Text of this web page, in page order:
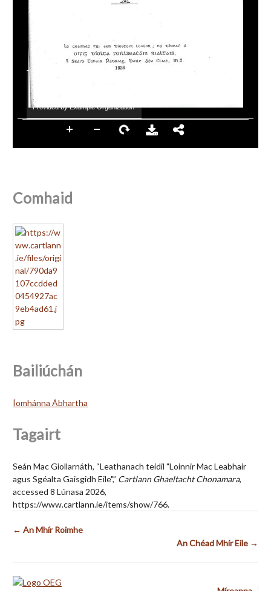
Provided by Example Organization
Comhaid
Bailiúchán
Íomhánna Ábhartha
Tagairt
Seán Mac Giollarnáth, “Leathanach teidil "Loinnir Mac Leabhair
agus Sgéalta Gaisgidh Eile",” Cartlann Ghaeltacht Chonamara,
accessed 8 Lúnasa 2026,
https://www.cartlann.ie/items/show/766.
← An Mhír Roimhe
An Chéad Mhír Eile →